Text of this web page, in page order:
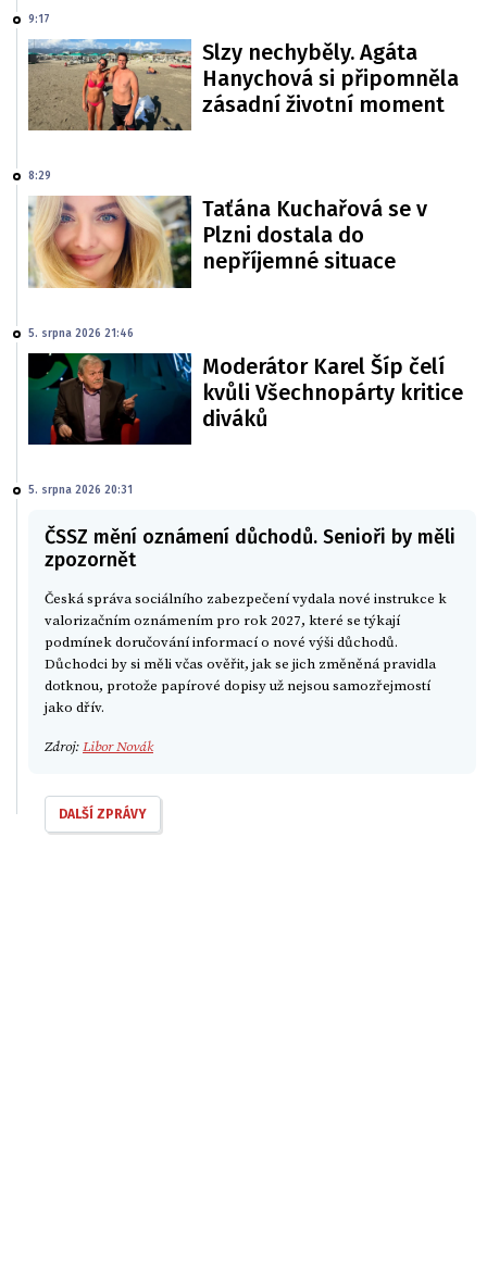
9:17
Slzy nechyběly. Agáta
Hanychová si připomněla
zásadní životní moment
8:29
Taťána Kuchařová se v
Plzni dostala do
nepříjemné situace
5. srpna 2026 21:46
Moderátor Karel Šíp čelí
kvůli Všechnopárty kritice
diváků
5. srpna 2026 20:31
ČSSZ mění oznámení důchodů. Senioři by měli
zpozornět
Česká správa sociálního zabezpečení vydala nové instrukce k
valorizačním oznámením pro rok 2027, které se týkají
podmínek doručování informací o nové výši důchodů.
Důchodci by si měli včas ověřit, jak se jich změněná pravidla
dotknou, protože papírové dopisy už nejsou samozřejmostí
jako dřív.
Zdroj:Libor Novák
DALŠÍ ZPRÁVY